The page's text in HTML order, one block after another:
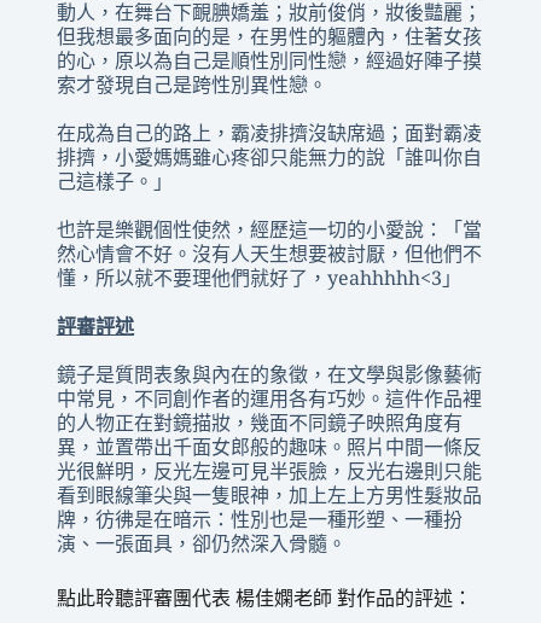
動人，在舞台下靦腆嬌羞；妝前俊俏，妝後豔麗；
但我想最多面向的是，在男性的軀體內，住著女孩
的心，原以為自己是順性別同性戀，經過好陣子摸
索才發現自己是跨性別異性戀。
在成為自己的路上，霸凌排擠沒缺席過；面對霸凌
排擠，小愛媽媽雖心疼卻只能無力的說「誰叫你自
己這樣子。」
也許是樂觀個性使然，經歷這一切的小愛說：「當
然心情會不好。沒有人天生想要被討厭，但他們不
懂，所以就不要理他們就好了，yeahhhhh<3」
評審評述
鏡子是質問表象與內在的象徵，在文學與影像藝術
中常見，不同創作者的運用各有巧妙。這件作品裡
的人物正在對鏡描妝，幾面不同鏡子映照角度有
異，並置帶出千面女郎般的趣味。照片中間一條反
光很鮮明，反光左邊可見半張臉，反光右邊則只能
看到眼線筆尖與一隻眼神，加上左上方男性髮妝品
牌，彷彿是在暗示：性別也是一種形塑、一種扮
演、一張面具，卻仍然深入骨髓。
點此聆聽評審團代表 楊佳嫻老師 對作品的評述：